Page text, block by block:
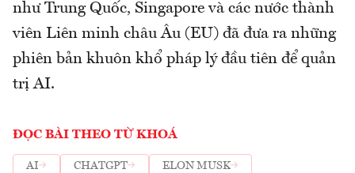
như Trung Quốc, Singapore và các nước thành
viên Liên minh châu Âu (EU) đã đưa ra những
phiên bản khuôn khổ pháp lý đầu tiên để quản
trị AI.
ĐỌC BÀI THEO TỪ KHOÁ
AI CHATGPT
ELON MUSK